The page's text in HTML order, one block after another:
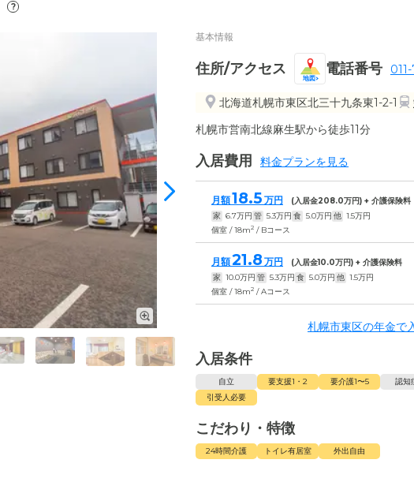
?
基本情報
住所/アクセス
地図
電話番号
北海道札幌市東区北三十九条東1-2-1
札幌市営南北線麻生駅から徒歩11分
入居費用 料金プランを見る
月額18.5 万円 (入居金208.0万円) + 介護保険料
家 6.7万円 管 5.3万円 食 5.0万円 他 1.5万円
個室 / 18m2 / Bコース
月額21.8 万円 (入居金10.0万円) + 介護保険料
家 10.0万円 管 5.3万円 食 5.0万円 他 1.5万円
個室 / 18m2 / Aコース
札幌市東区の年金で
入居条件
自立 要支援1・2 要介護1〜5 認知
引受人必要
こだわり・特徴
24時間介護 トイレ有居室 外出自由